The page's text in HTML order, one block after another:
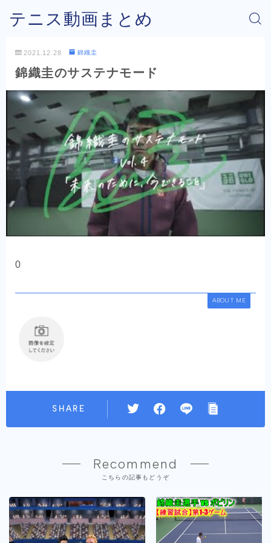
テニス動画まとめ
2021.12.28 錦織圭
錦織圭のサステナモード
0
ABOUT ME
SHARE
Recommend
こちらの記事もどうぞ